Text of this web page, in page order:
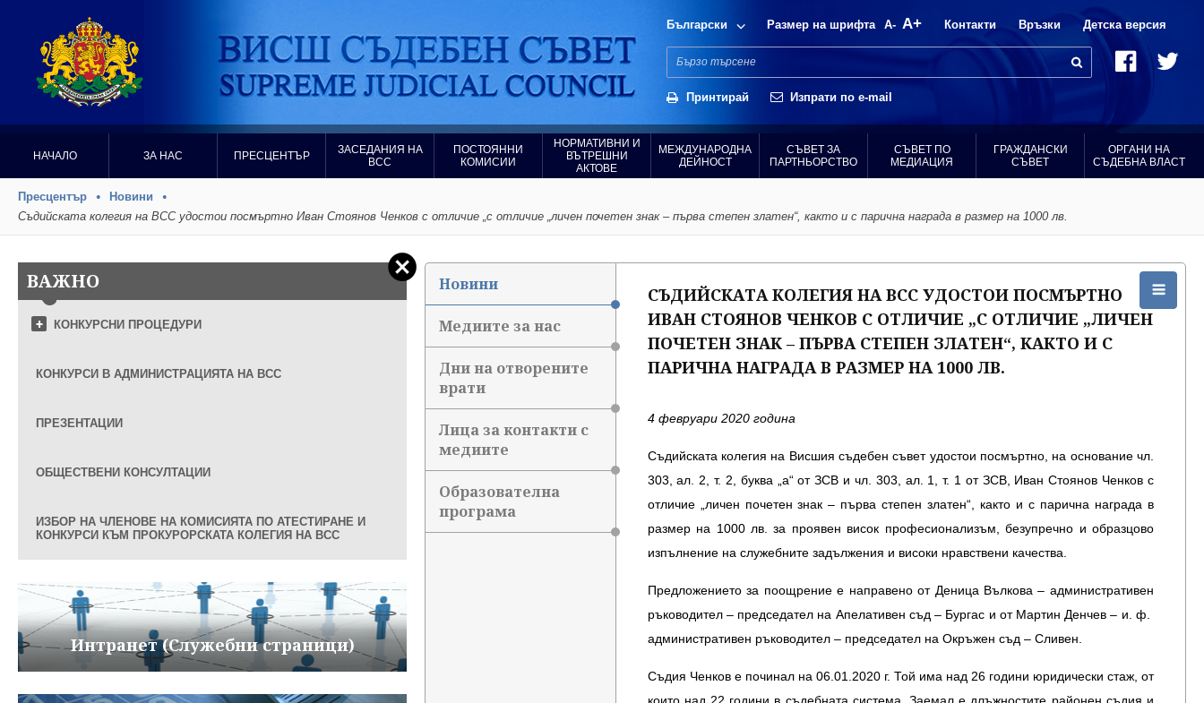
Български Размер на шрифта A- A+ Контакти Връзки Детска версия
Принтирай Изпрати по e-mail
НАЧАЛО ЗА НАС ПРЕСЦЕНТЪР
ЗАСЕДАНИЯ НА
ВСС
ПОСТОЯННИ
КОМИСИИ
НОРМАТИВНИ И
ВЪТРЕШНИ
АКТОВЕ
МЕЖДУНАРОДНА
ДЕЙНОСТ
СЪВЕТ ЗА
ПАРТНЬОРСТВО
СЪВЕТ ПО
МЕДИАЦИЯ
ГРАЖДАНСКИ
СЪВЕТ
ОРГАНИ НА
СЪДЕБНА ВЛАСТ
Пресцентър
Новини
Съдийската колегия на ВСС удостои посмъртно Иван Стоянов Ченков с отличие „с отличие „личен почетен знак – първа степен златен“, както и с парична награда в размер на 1000 лв.
ВАЖНО
КОНКУРСНИ ПРОЦЕДУРИ
КОНКУРСИ В АДМИНИСТРАЦИЯТА НА ВСС
ПРЕЗЕНТАЦИИ
ОБЩЕСТВЕНИ КОНСУЛТАЦИИ
ИЗБОР НА ЧЛЕНОВЕ НА КОМИСИЯТА ПО АТЕСТИРАНЕ И
КОНКУРСИ КЪМ ПРОКУРОРСКАТА КОЛЕГИЯ НА ВСС
Интранет (Служебни страници)
Новини
Медиите за нас
Дни на отворените
врати
Лица за контакти с
медиите
Образователна
програма
СЪДИЙСКАТА КОЛЕГИЯ НА ВСС УДОСТОИ ПОСМЪРТНО
ИВАН СТОЯНОВ ЧЕНКОВ С ОТЛИЧИЕ „С ОТЛИЧИЕ „ЛИЧЕН
ПОЧЕТЕН ЗНАК – ПЪРВА СТЕПЕН ЗЛАТЕН“, КАКТО И С
ПАРИЧНА НАГРАДА В РАЗМЕР НА 1000 ЛВ.
4 февруари 2020 година
Съдийската колегия на Висшия съдебен съвет удостои посмъртно, на основание чл.
303, ал. 2, т. 2, буква „а“ от ЗСВ и чл. 303, ал. 1, т. 1 от ЗСВ, Иван Стоянов Ченков с
отличие „личен почетен знак – първа степен златен“, както и с парична награда в
размер на 1000 лв. за проявен висок професионализъм, безупречно и образцово
изпълнение на служебните задължения и високи нравствени качества.
Предложението за поощрение е направено от Деница Вълкова – административен
ръководител – председател на Апелативен съд – Бургас и от Мартин Денчев – и. ф.
административен ръководител – председател на Окръжен съд – Сливен.
Съдия Ченков е починал на 06.01.2020 г. Той има над 26 години юридически стаж, от